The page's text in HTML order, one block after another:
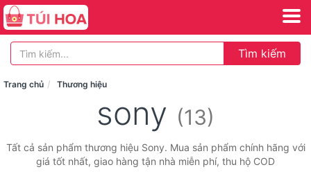
Tìm kiếm
Trang chủ Thương hiệu
sony (13)
Tất cả sản phẩm thương hiệu Sony. Mua sản phẩm chính hãng với
giá tốt nhất, giao hàng tận nhà miễn phí, thu hộ COD